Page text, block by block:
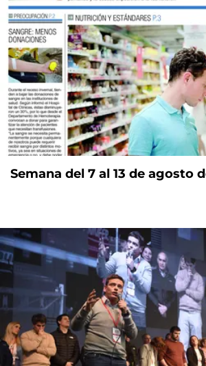
Semana del 7 al 13 de agosto